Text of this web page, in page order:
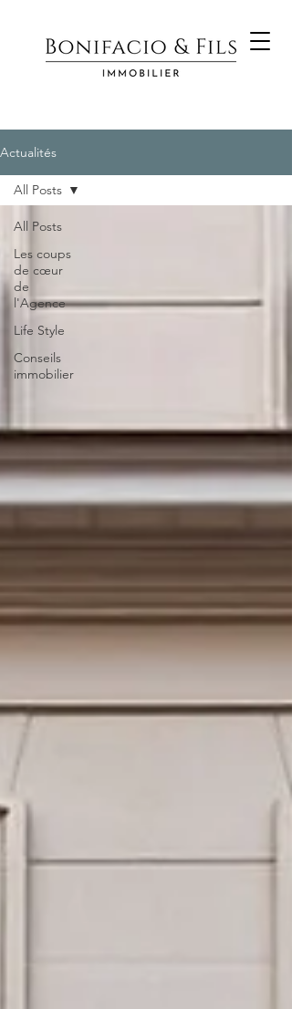
Actualités
All Posts
Les coups
de cœur
de
l'Agence
Life Style
Conseils
immobilier
All Posts